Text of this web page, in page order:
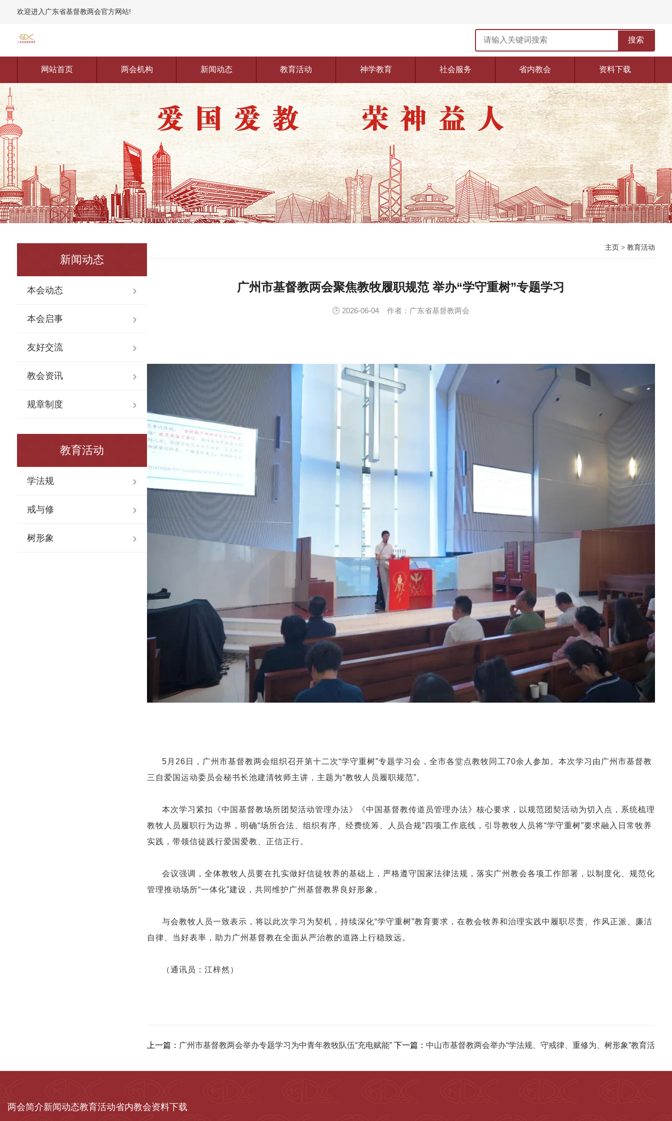
欢迎进入广东省基督教两会官方网站!
搜索
网站首页 两会机构 新闻动态 教育活动 神学教育 社会服务 省内教会 资料下载
新闻动态
本会动态
本会启事
友好交流
教会资讯
规章制度
教育活动
学法规
戒与修
树形象
主页 >教育活动
广州市基督教两会聚焦教牧履职规范 举办“学守重树”专题学习
🕒 2026-06-04 作者：广东省基督教两会
5月26日，广州市基督教两会组织召开第十二次“学守重树”专题学习会，全市各堂点教牧同工70余人参加。本次学习由广州市基督教
三自爱国运动委员会秘书长池建清牧师主讲，主题为“教牧人员履职规范”。
本次学习紧扣《中国基督教场所团契活动管理办法》《中国基督教传道员管理办法》核心要求，以规范团契活动为切入点，系统梳理
教牧人员履职行为边界，明确“场所合法、组织有序、经费统筹、人员合规”四项工作底线，引导教牧人员将“学守重树”要求融入日常牧养
实践，带领信徒践行爱国爱教、正信正行。
会议强调，全体教牧人员要在扎实做好信徒牧养的基础上，严格遵守国家法律法规，落实广州教会各项工作部署，以制度化、规范化
管理推动场所“一体化”建设，共同维护广州基督教界良好形象。
与会教牧人员一致表示，将以此次学习为契机，持续深化“学守重树”教育要求，在教会牧养和治理实践中履职尽责、作风正派、廉洁
自律、当好表率，助力广州基督教在全面从严治教的道路上行稳致远。
（通讯员：江梓然）
上一篇： 广州市基督教两会举办专题学习为中青年教牧队伍“充电赋能”下一篇： 中山市基督教两会举办“学法规、守戒律、重修为、树形象”教育活
两会简介新闻动态教育活动省内教会资料下载